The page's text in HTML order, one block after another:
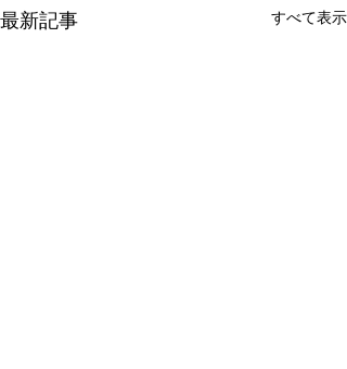
最新記事 すべて表示